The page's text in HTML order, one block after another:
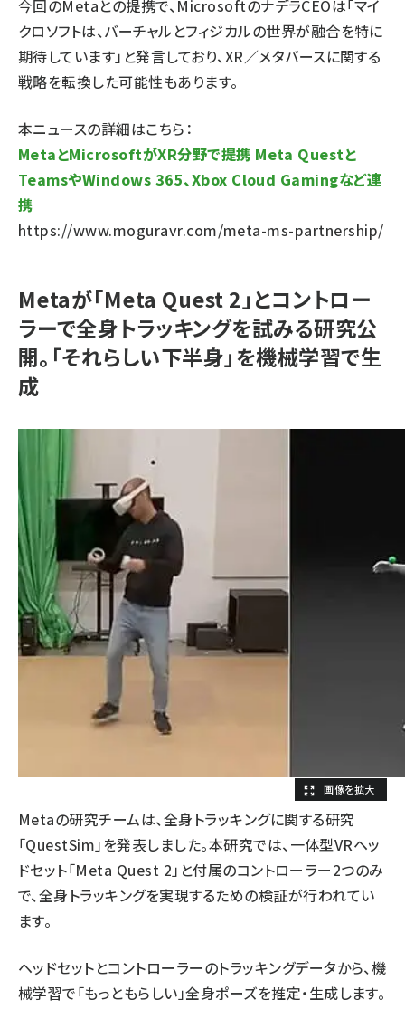
今回のMetaとの提携で、MicrosoftのナデラCEOは「マイ
クロソフトは、バーチャルとフィジカルの世界が融合を特に
期待しています」と発言しており、XR／メタバースに関する
戦略を転換した可能性もあります。
本ニュースの詳細はこちら：
MetaとMicrosoftがXR分野で提携 Meta Questと
TeamsやWindows 365、Xbox Cloud Gamingなど連
携
https://www.moguravr.com/meta-ms-partnership/
Metaが「Meta Quest 2」とコントロー
ラーで全身トラッキングを試みる研究公
開。「それらしい下半身」を機械学習で生
成
Metaの研究チームは、全身トラッキングに関する研究
「QuestSim」を発表しました。本研究では、一体型VRヘッ
ドセット「Meta Quest 2」と付属のコントローラー2つのみ
で、全身トラッキングを実現するための検証が行われてい
ます。
ヘッドセットとコントローラーのトラッキングデータから、機
械学習で「もっともらしい」全身ポーズを推定・生成します。